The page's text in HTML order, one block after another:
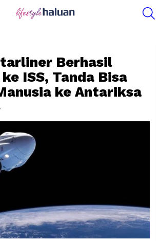
Berhasil
ISS, Tanda Bisa
ke Antariksa